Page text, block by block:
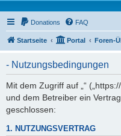
Donations FAQ
Startseite Portal Foren-
- Nutzungsbedingungen
Mit dem Zugriff auf „“
und dem Betreiber ein
geschlossen:
1. NUTZUNGSVERTRAG